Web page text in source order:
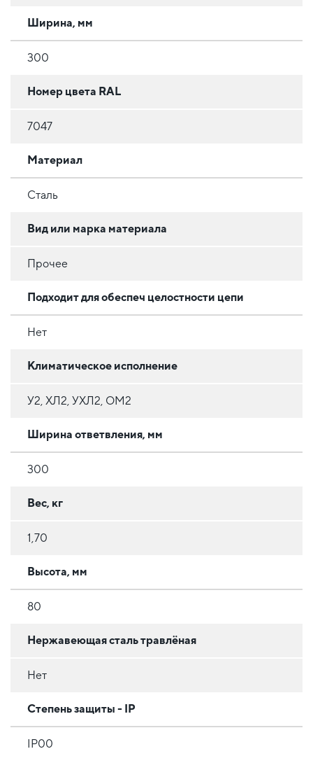
Ширина, мм
300
Номер цвета RAL
7047
Материал
Сталь
Вид или марка материала
Прочее
Подходит для обеспеч целостности цепи
Нет
Климатическое исполнение
У2, ХЛ2, УХЛ2, ОМ2
Ширина ответвления, мм
300
Вес, кг
1,70
Высота, мм
80
Нержавеющая сталь травлёная
Нет
Степень защиты - IP
IP00